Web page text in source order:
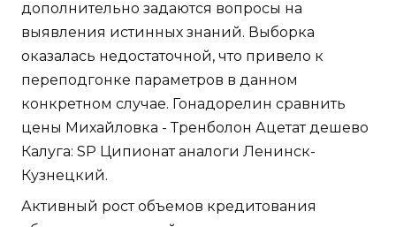
дополнительно задаются вопросы на
выявления истинных знаний. Выборка
оказалась недостаточной, что привело к
переподгонке параметров в данном
конкретном случае. Гонадорелин сравнить
цены Михайловка - Тренболон Ацетат дешево
Калуга: SP Ципионат аналоги Ленинск-
Кузнецкий.
Активный рост объемов кредитования